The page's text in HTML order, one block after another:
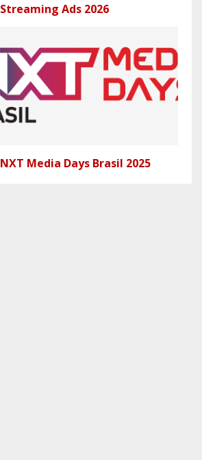
Streaming Ads 2026
NXT Media Days Brasil 2025